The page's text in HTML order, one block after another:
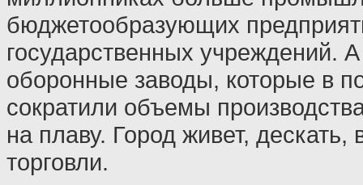
бюджетообразующих
государственных учреждений.
оборонные заводы, которые в
сократили объемы
на плаву. Город живет, дескать,
торговли.